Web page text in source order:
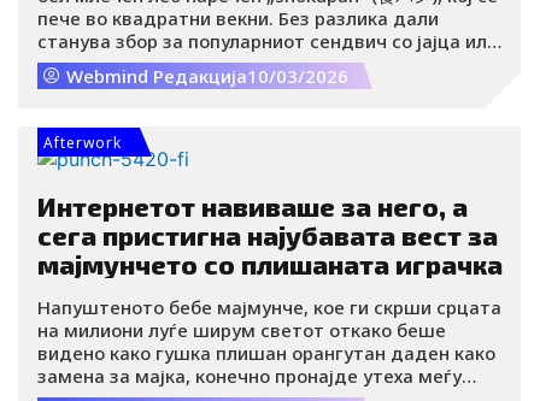
пече во квадратни векни. Без разлика дали
станува збор за популарниот сендвич со јајца или
за „Lunch Pack“ сендвичите во затворени
пакувања, скоро сите shokupan-сендвичи во
Webmind Редакција10/03/2026
Afterwork
Интернетот навиваше за него, а
сега пристигна најубавата вест за
мајмунчето со плишаната играчка
Напуштеното бебе мајмунче, кое ги скрши срцата
на милиони луѓе ширум светот откако беше
видено како гушка плишан орангутан даден како
замена за мајка, конечно пронајде утеха меѓу